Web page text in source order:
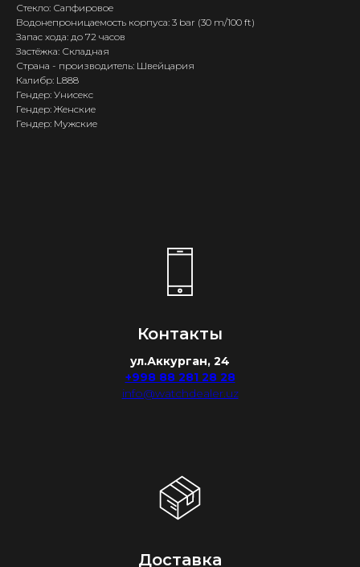
Стекло: Сапфировое
Водонепроницаемость корпуса: 3 bar (30 m/100 ft)
Запас хода: до 72 часов
Застёжка: Складная
Страна - производитель: Швейцария
Калибр: L888
Гендер: Унисекс
Гендер: Женские
Гендер: Мужские
Контакты
ул.Аккурган, 24
+998 88 281 28 28
info@watchdealer.uz
Доставка